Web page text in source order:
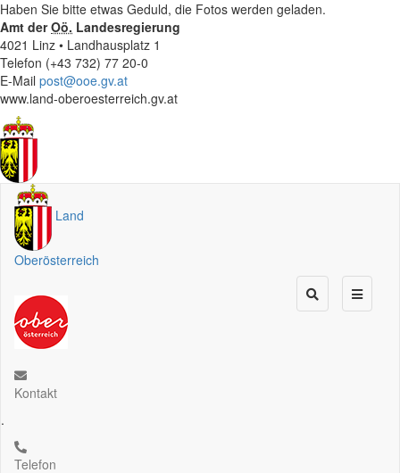
Haben Sie bitte etwas Geduld, die Fotos werden geladen.
Amt derOö. Landesregierung
4021 Linz • Landhausplatz 1
Telefon (+43 732) 77 20-0
E-Mail post@ooe.gv.at
www.land-oberoesterreich.gv.at
Land
Oberösterreich
Kontakt
.
Telefon